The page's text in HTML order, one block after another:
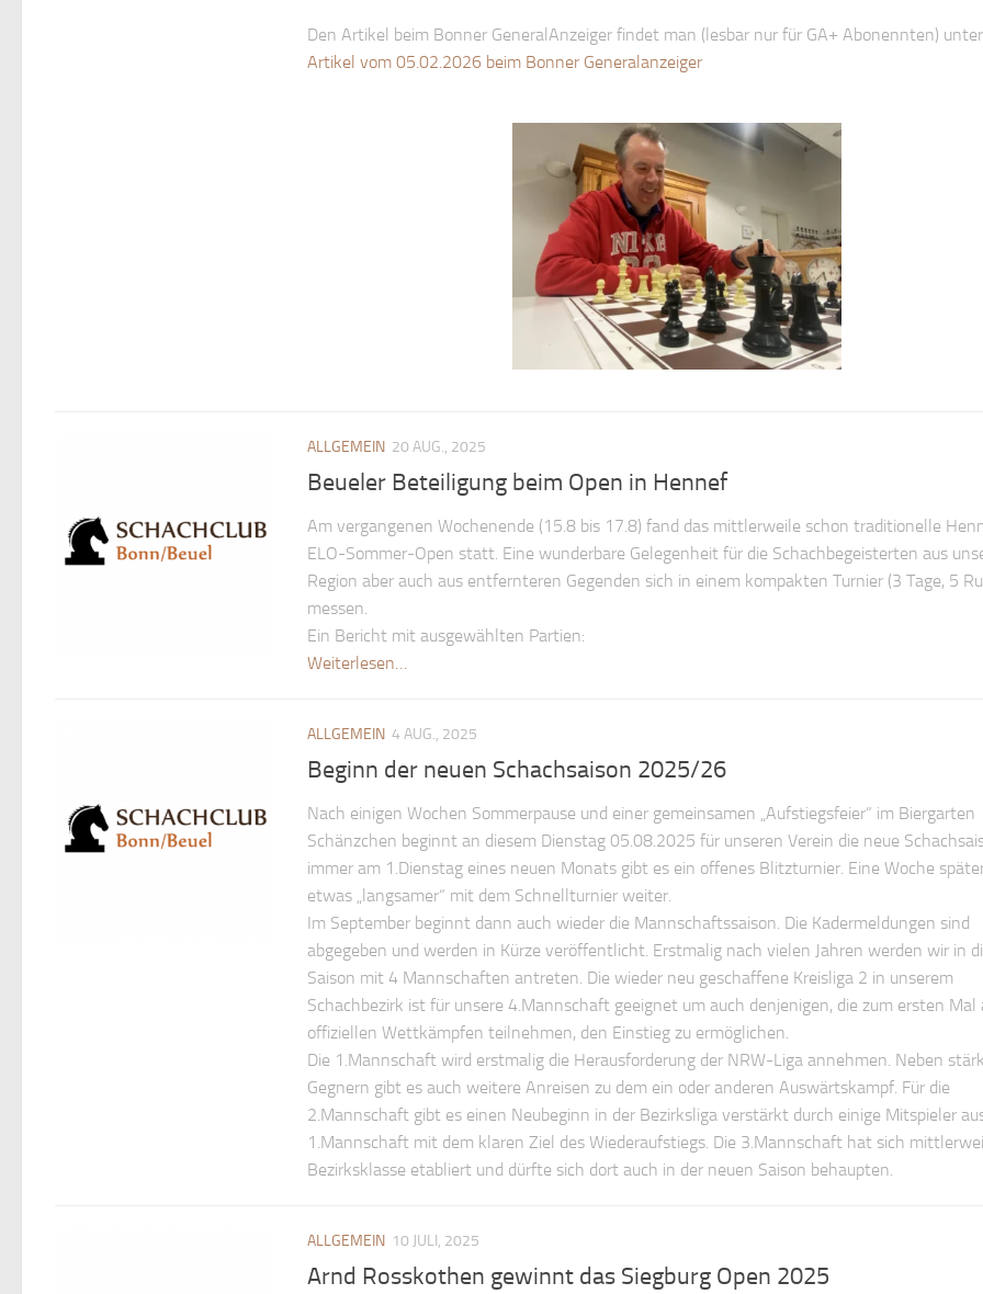
Den Artikel beim Bonner GeneralAnzeiger findet man (lesbar nur für GA+ Abonennten) unter
Artikel vom 05.02.2026 beim Bonner Generalanzeiger
ALLGEMEIN 20 AUG., 2025
Beueler Beteiligung beim Open in Hennef
Am vergangenen Wochenende (15.8 bis 17.8) fand das mittlerweile schon traditionelle
ELO-Sommer-Open statt. Eine wunderbare Gelegenheit für die Schachbegeisterten aus
Region aber auch aus entfernteren Gegenden sich in einem kompakten Turnier (3 Tage, 5
messen.
Ein Bericht mit ausgewählten Partien:
Weiterlesen…
ALLGEMEIN 4 AUG., 2025
Beginn der neuen Schachsaison 2025/26
Nach einigen Wochen Sommerpause und einer gemeinsamen „Aufstiegsfeier“ im Biergarten
Schänzchen beginnt an diesem Dienstag 05.08.2025 für unseren Verein die neue
immer am 1.Dienstag eines neuen Monats gibt es ein offenes Blitzturnier. Eine Woche
etwas „langsamer“ mit dem Schnellturnier weiter.
Im September beginnt dann auch wieder die Mannschaftssaison. Die Kadermeldungen sind
abgegeben und werden in Kürze veröffentlicht. Erstmalig nach vielen Jahren werden wir in
Saison mit 4 Mannschaften antreten. Die wieder neu geschaffene Kreisliga 2 in unserem
Schachbezirk ist für unsere 4.Mannschaft geeignet um auch denjenigen, die zum ersten Mal
offiziellen Wettkämpfen teilnehmen, den Einstieg zu ermöglichen.
Die 1.Mannschaft wird erstmalig die Herausforderung der NRW-Liga annehmen. Neben
Gegnern gibt es auch weitere Anreisen zu dem ein oder anderen Auswärtskampf. Für die
2.Mannschaft gibt es einen Neubeginn in der Bezirksliga verstärkt durch einige Mitspieler
1.Mannschaft mit dem klaren Ziel des Wiederaufstiegs. Die 3.Mannschaft hat sich
Bezirksklasse etabliert und dürfte sich dort auch in der neuen Saison behaupten.
ALLGEMEIN 10 JULI, 2025
Arnd Rosskothen gewinnt das Siegburg Open 2025